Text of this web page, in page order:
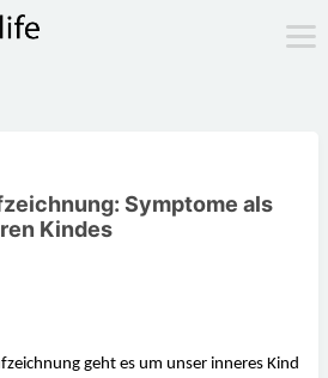
Symptome als
Kindes
geht es um unser inneres Kind